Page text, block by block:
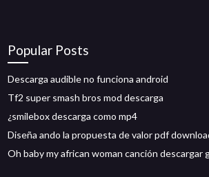
Popular Posts
Descarga audible no funciona android
Tf2 super smash bros mod descarga
¿smilebox descarga como mp4
Diseña ando la propuesta de valor pdf
Oh baby my african woman canción descargar